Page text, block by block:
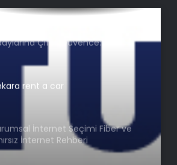
Çifte Güvence: Sabit
rent a car
İnternet Seçimi Fiber ve
İnternet Rehberi